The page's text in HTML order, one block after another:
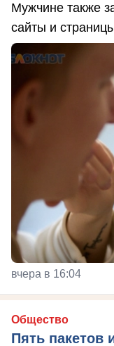
Мужчине также
сайты и
вчера в 16:04
Общество
Пять пакетов